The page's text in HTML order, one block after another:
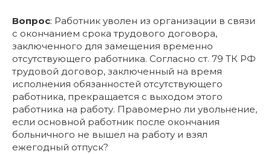
Вопрос: Работник уволен из организации в связи
с окончанием срока трудового договора,
заключенного для замещения временно
отсутствующего работника. Согласно ст. 79 ТК РФ
трудовой договор, заключенный на время
исполнения обязанностей отсутствующего
работника, прекращается с выходом этого
работника на работу. Правомерно ли увольнение,
если основной работник после окончания
больничного не вышел на работу и взял
ежегодный отпуск?